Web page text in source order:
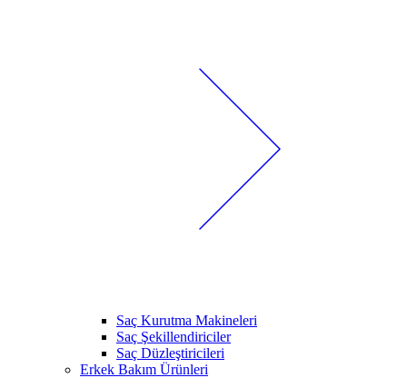
Saç Kurutma Makineleri
Saç Şekillendiriciler
Saç Düzleştiricileri
Erkek Bakım Ürünleri